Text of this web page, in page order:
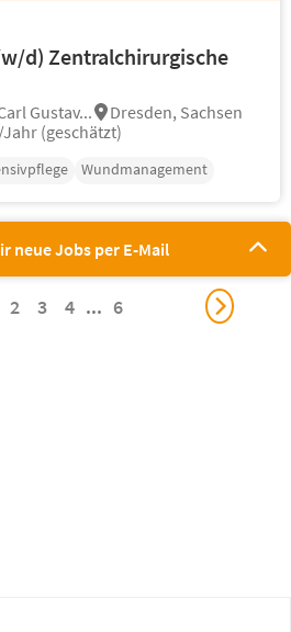
d) Zentralchirurgische
Gustav...
Dresden, Sachsen
(geschätzt)
Wundmanagement
neue Jobs per E-Mail
2 3 4 ... 6